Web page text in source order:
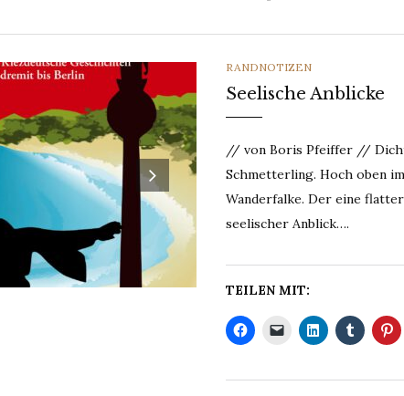
CATEGORIES
RANDNOTIZEN
Seelische Anblicke
// von Boris Pfeiffer //
Schmetterling. Hoch oben
Wanderfalke. Der eine
seelischer Anblick….
TEILEN MIT: